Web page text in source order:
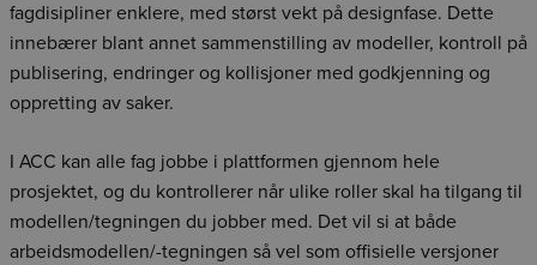
fagdisipliner enklere, med størst vekt på designfase. Dette
innebærer blant annet sammenstilling av modeller, kontroll på
publisering, endringer og kollisjoner med godkjenning og
oppretting av saker.
I ACC kan alle fag jobbe i plattformen gjennom hele
prosjektet, og du kontrollerer når ulike roller skal ha tilgang til
modellen/tegningen du jobber med. Det vil si at både
arbeidsmodellen/-tegningen så vel som offisielle versjoner